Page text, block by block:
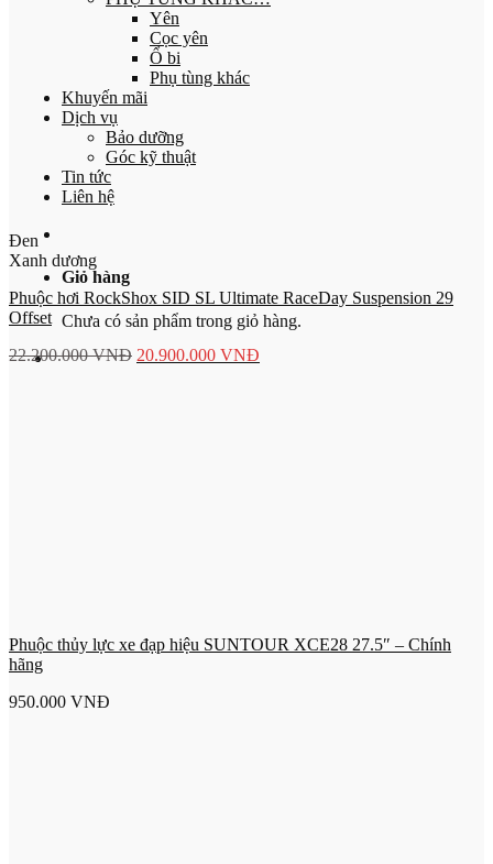
Yên
Cọc yên
Ổ bi
Phụ tùng khác
Khuyến mãi
Dịch vụ
Bảo dưỡng
Góc kỹ thuật
Tin tức
Liên hệ
Giỏ hàng
Chưa có sản phẩm trong giỏ hàng.
Đen
Xanh dương
Phuộc hơi RockShox SID SL Ultimate RaceDay Suspension 29
Offset
22.200.000VNĐ 20.900.000 VNĐ
Phuộc thủy lực xe đạp hiệu SUNTOUR XCE28 27.5″ – Chính
hãng
950.000 VNĐ